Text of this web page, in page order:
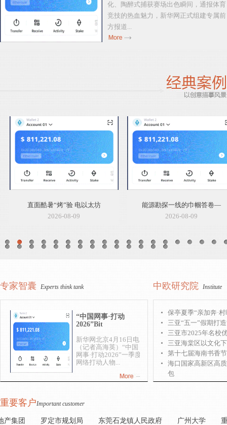
化、陶醉式捕获赛场出色瞬间，通报体育
竞技的热血魅力，新华网正式组建专属前
方报道...
烤”验 电以太坊
能源勘探一线的巾帼答卷—
《新型
22 23
专家智囊 Experts think tank
她的时刻|村子阳光小
在青海西宁城郊，有一
2026”Bit
新华网北京4月16日电
网事·打动2026”一季度
网络打动人物...
国家消防救援局大庆
航空比
新华社照片，大庆（黑
龙江省大庆市的...
中欧研究院 Institute
保亭夏季“亲加奔·村
三亚“五一”假期打
三亚市2025年名校
三亚海棠区以文化
第十七届海南书香
海口国家高新区高
包
重要客户Important customer
集团 罗定市规划局 东莞石龙镇人民政府 广州大学 重